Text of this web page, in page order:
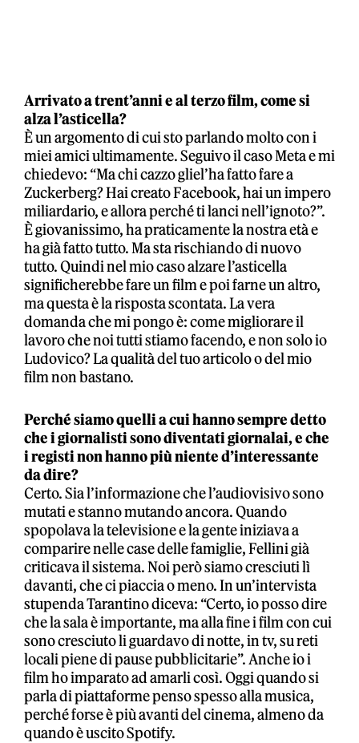
Arrivato a trent’anni e al terzo film, come si
alza l’asticella?
È un argomento di cui sto parlando molto con i
miei amici ultimamente. Seguivo il caso Meta e mi
chiedevo: “Ma chi cazzo gliel’ha fatto fare a
Zuckerberg? Hai creato Facebook, hai un impero
miliardario, e allora perché ti lanci nell’ignoto?”.
È giovanissimo, ha praticamente la nostra età e
ha già fatto tutto. Ma sta rischiando di nuovo
tutto. Quindi nel mio caso alzare l’asticella
significherebbe fare un film e poi farne un altro,
ma questa è la risposta scontata. La vera
domanda che mi pongo è: come migliorare il
lavoro che noi tutti stiamo facendo, e non solo io
Ludovico? La qualità del tuo articolo o del mio
film non bastano.
Perché siamo quelli a cui hanno sempre detto
che i giornalisti sono diventati giornalai, e che
i registi non hanno più niente d’interessante
da dire?
Certo. Sia l’informazione che l’audiovisivo sono
mutati e stanno mutando ancora. Quando
spopolava la televisione e la gente iniziava a
comparire nelle case delle famiglie, Fellini già
criticava il sistema. Noi però siamo cresciuti lì
davanti, che ci piaccia o meno. In un’intervista
stupenda Tarantino diceva: “Certo, io posso dire
che la sala è importante, ma alla fine i film con cui
sono cresciuto li guardavo di notte, in tv, su reti
locali piene di pause pubblicitarie”. Anche io i
film ho imparato ad amarli così. Oggi quando si
parla di piattaforme penso spesso alla musica,
perché forse è più avanti del cinema, almeno da
quando è uscito Spotify.